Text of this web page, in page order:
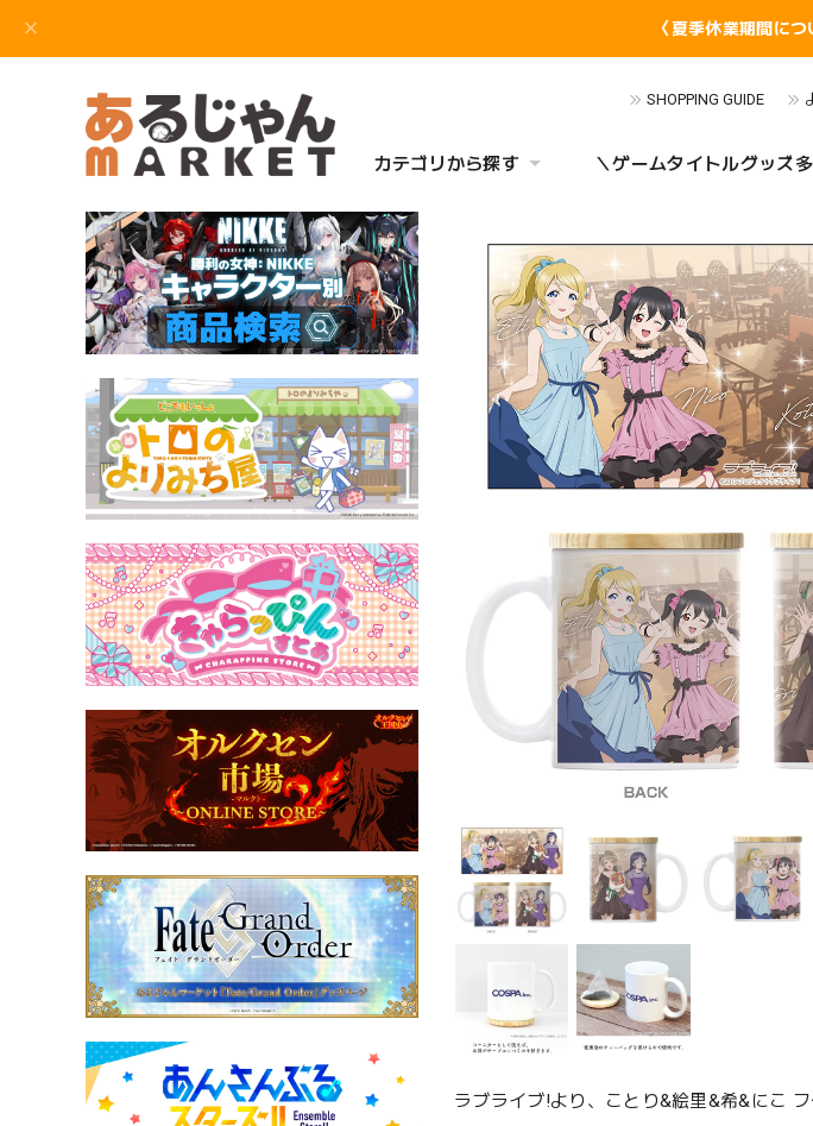
〈夏季休業期間につ
SHOPPING GUIDE
カテゴリから探す ＼ゲームタイトルグッズ
ラブライブ!より、ことり&絵里&希&にこ